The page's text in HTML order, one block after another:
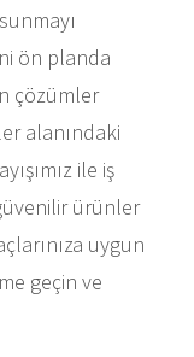
ön planda
çözümler
alanındaki
ile iş
ürünler
uygun
geçin ve